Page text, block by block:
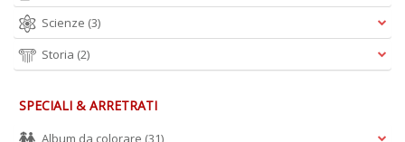
Scienze (3)
Storia (2)
SPECIALI & ARRETRATI
Album da colorare (31)